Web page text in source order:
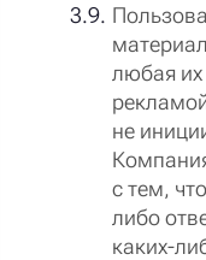
любая их
не
с тем,
либо
каких-